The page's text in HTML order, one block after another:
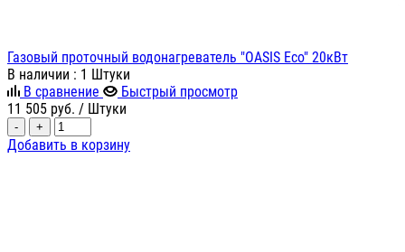
Газовый проточный водонагреватель "OASIS Eco" 20кВт
В наличии : 1 Штуки
В сравнение
Быстрый просмотр
11 505 руб. / Штуки
- +
Добавить в корзину